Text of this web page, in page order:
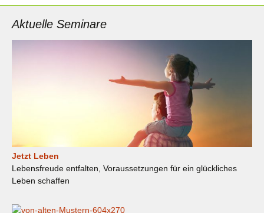
Aktuelle Seminare
Jetzt Leben
Lebensfreude entfalten, Voraussetzungen für ein glückliches
Leben schaffen